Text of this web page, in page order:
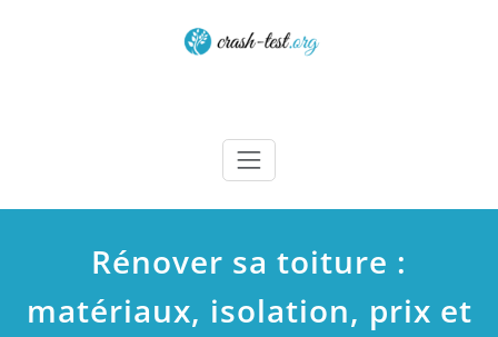
Rénover sa toiture :
matériaux, isolation, prix et